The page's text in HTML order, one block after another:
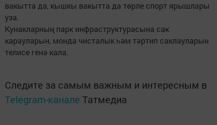
вакытта да, кышкы вакытта да төрле спорт ярышлары
уза.
Кунакларның парк инфраструктурасына сак
карауларын, монда чисталык һәм тәртип саклауларын
телисе генә кала.
Следите за самым важным и интересным в
Telegram-канале Татмедиа